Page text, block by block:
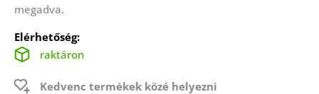
megadva.
Elérhetőség:
raktáron
Kedvenc termékek közé helyezni